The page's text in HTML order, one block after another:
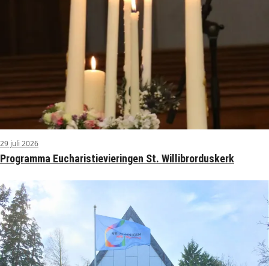
29 juli 2026
Programma Eucharistievieringen St. Willibrorduskerk